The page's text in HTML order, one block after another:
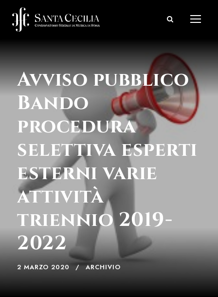
Avviso pubblico
Bando
procedura
selettiva esperti
esterni varie
attività
triennio 2019-
2022
2 MARZO 2020 ARCHIVIO